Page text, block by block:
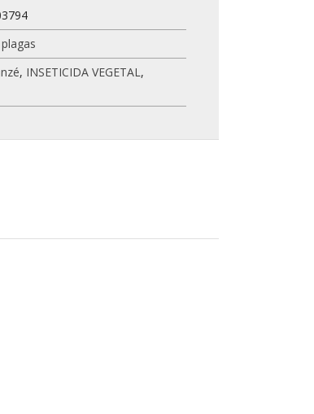
, INSETICIDA VEGETAL,